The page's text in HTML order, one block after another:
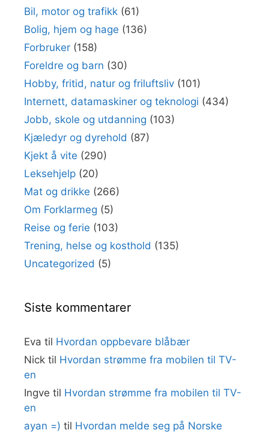
Bil, motor og trafikk (61)
Bolig, hjem og hage (136)
Forbruker (158)
Foreldre og barn (30)
Hobby, fritid, natur og friluftsliv (101)
Internett, datamaskiner og teknologi (434)
Jobb, skole og utdanning (103)
Kjæledyr og dyrehold (87)
Kjekt å vite (290)
Leksehjelp (20)
Mat og drikke (266)
Om Forklarmeg (5)
Reise og ferie (103)
Trening, helse og kosthold (135)
Uncategorized (5)
Siste kommentarer
Eva til Hvordan oppbevare blåbær
Nick til Hvordan strømme fra mobilen til TV-
en
Ingve til Hvordan strømme fra mobilen til TV-
en
ayan =) til Hvordan melde seg på Norske